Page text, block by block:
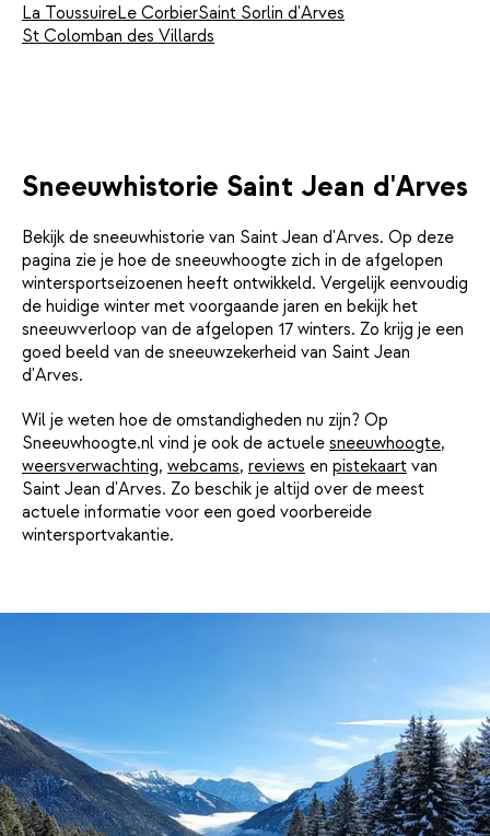
La ToussuireLe CorbierSaint Sorlin d'Arves
St Colomban des Villards
Sneeuwhistorie Saint Jean d'Arves
Bekijk de sneeuwhistorie van Saint Jean d'Arves. Op deze
pagina zie je hoe de sneeuwhoogte zich in de afgelopen
wintersportseizoenen heeft ontwikkeld. Vergelijk eenvoudig
de huidige winter met voorgaande jaren en bekijk het
sneeuwverloop van de afgelopen 17 winters. Zo krijg je een
goed beeld van de sneeuwzekerheid van Saint Jean
d'Arves.
Wil je weten hoe de omstandigheden nu zijn? Op
Sneeuwhoogte.nl vind je ook de actuele sneeuwhoogte,
weersverwachting, webcams, reviews en pistekaart van
Saint Jean d'Arves. Zo beschik je altijd over de meest
actuele informatie voor een goed voorbereide
wintersportvakantie.